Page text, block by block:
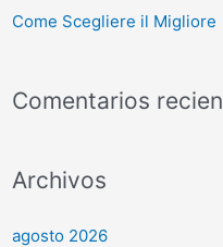
Come Scegliere il Migliore
Comentarios
Archivos
agosto 2026